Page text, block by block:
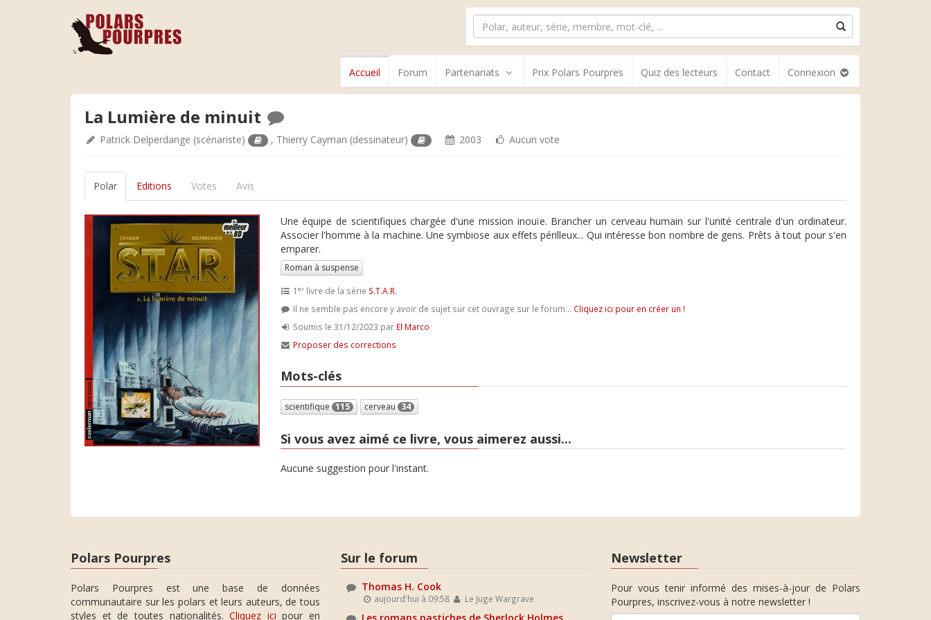
Accueil Forum Partenariats Prix Polars Pourpres Quiz des lecteurs Contact Connexion
La Lumière de minuit
Patrick Delperdange (scénariste) , Thierry Cayman (dessinateur) 2003 Aucun vote
Polar Editions Votes Avis
Une équipe de scientifiques chargée d'une mission inouïe. Brancher un cerveau humain sur l'unité centrale d'un ordinateur.
Associer l'homme à la machine. Une symbiose aux effets périlleux... Qui intéresse bon nombre de gens. Prêts à tout pour s'en
emparer.
Roman à suspense
1 erlivre de la série S.T.A.R.
Il ne semble pas encore y avoir de sujet sur cet ouvrage sur le forum... Cliquez ici pour en créer un !
Soumis le 31/12/2023 par El Marco
Proposer des corrections
Mots-clés
scientifique 115 cerveau 34
Si vous avez aimé ce livre, vous aimerez aussi...
Aucune suggestion pour l'instant.
Polars Pourpres
Polars Pourpres est une base de données
communautaire sur les polars et leurs auteurs, de tous
styles et de toutes nationalités.Cliquez ici pour en
Sur le forum
Thomas H. Cook
aujourd'hui à 09:58 Le Juge Wargrave
Les romans pastiches de Sherlock Holmes
Newsletter
Pour vous tenir informé des mises-à-jour de Polars
Pourpres, inscrivez-vous à notre newsletter !